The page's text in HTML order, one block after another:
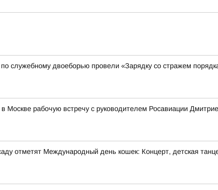
служебному двоеборью провели «Зарядку со стражем
Москве рабочую встречу с руководителем Росавиации
отметят Международный день кошек: Концерт, детская